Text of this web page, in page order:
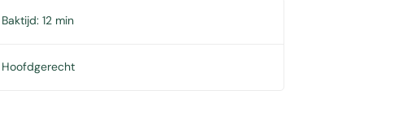
Baktijd: 12 min
Hoofdgerecht